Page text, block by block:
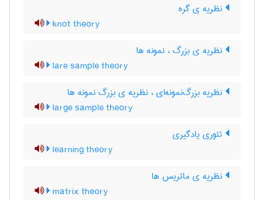
نظریه ی گره
knot theory
نظریه ی بزرگ ، نمونه ها
lare sample theory
نظریه بزرگ‌نمونه‌ای ، نظریه ی بزرگ نمونه ها
large sample theory
تئوری یادگیری
learning theory
نظریه ی ماتریس ها
matrix theory